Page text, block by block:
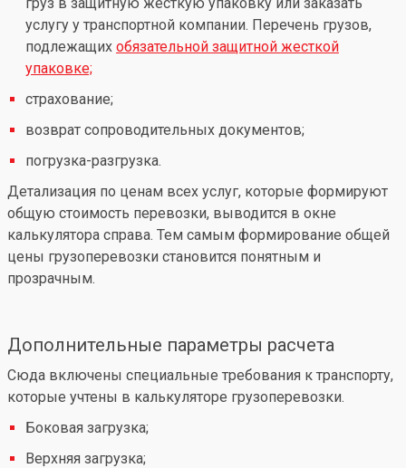
услугу у транспортной компании. Перечень грузов,
подлежащих обязательной защитной жесткой
упаковке;
страхование;
возврат сопроводительных документов;
погрузка-разгрузка.
Детализация по ценам всех услуг, которые формируют
общую стоимость перевозки, выводится в окне
калькулятора справа. Тем самым формирование общей
цены грузоперевозки становится понятным и
прозрачным.
Дополнительные параметры расчета
Сюда включены специальные требования к транспорту,
которые учтены в калькуляторе грузоперевозки.
Боковая загрузка;
Верхняя загрузка;